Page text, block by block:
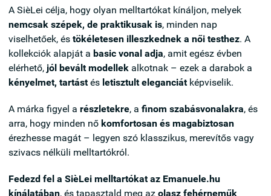
A SièLei célja, hogy olyan melltartókat kínáljon, melyek
nemcsak szépek, de praktikusak is, minden nap
viselhetőek, és tökéletesen illeszkednek a női testhez. A
kollekciók alapját a basic vonal adja, amit egész évben
elérhető, jól bevált modellek alkotnak – ezek a darabok a
kényelmet, tartástés letisztult eleganciátképviselik.
A márka figyel a részletekre, a finom szabásvonalakra, és
arra, hogy minden nő komfortosan és magabiztosan
érezhesse magát – legyen szó klasszikus, merevítős vagy
szivacs nélküli melltartókról.
Fedezd fel a SièLei melltartókat az Emanuele.hu
kínálatában, és tapasztald meg az olasz fehérneműk